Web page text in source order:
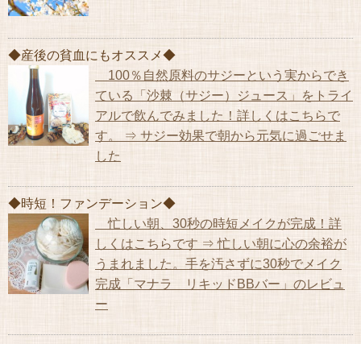
◆産後の貧血にもオススメ◆
100％自然原料のサジーという実からでき
ている「沙棘（サジー）ジュース」をトライ
アルで飲んでみました！詳しくはこちらで
す。 ⇒ サジー効果で朝から元気に過ごせま
した
◆時短！ファンデーション◆
忙しい朝、30秒の時短メイクが完成！詳
しくはこちらです ⇒ 忙しい朝に心の余裕が
うまれました。手を汚さずに30秒でメイク
完成「マナラ リキッドBBバー」のレビュ
ー